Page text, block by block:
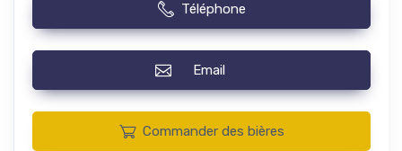
Téléphone
Email
Commander des bières